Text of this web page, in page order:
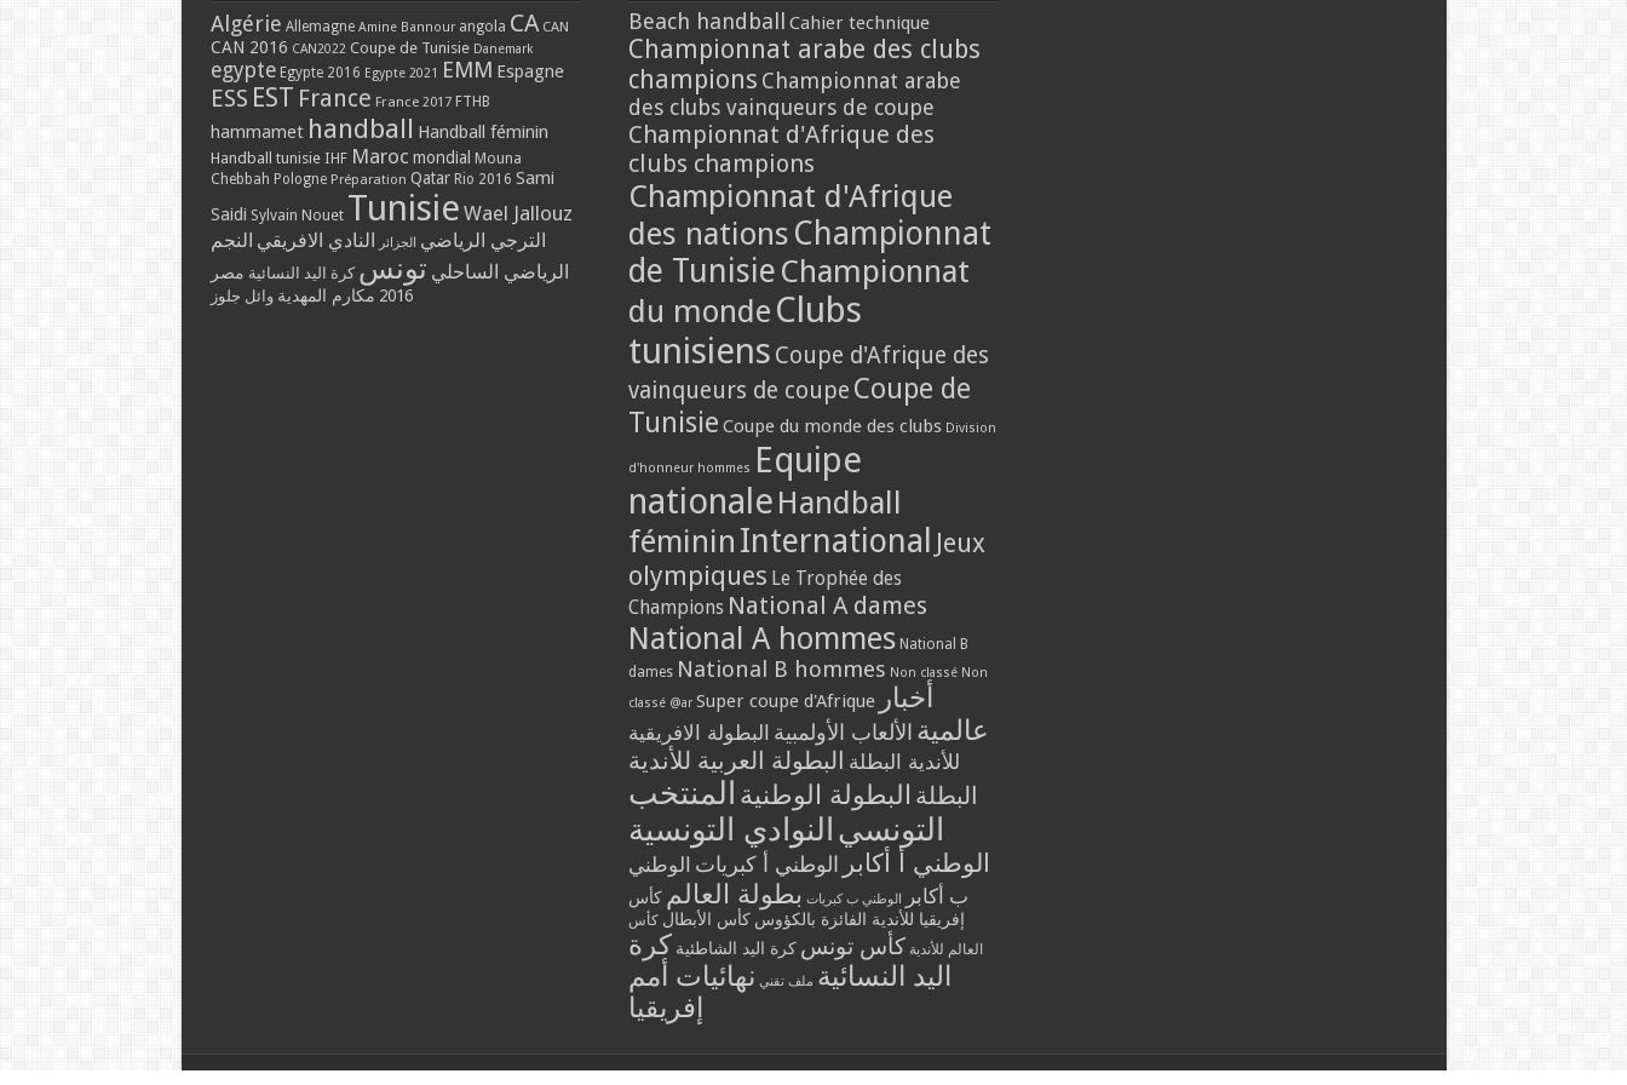
Algérie Allemagne Amine Bannour angola CA CAN
CAN 2016 CAN2022 Coupe de Tunisie Danemark
egypte Egypte 2016 Egypte 2021 EMM Espagne
ESS EST France France 2017 FTHB
hammamet handball Handball féminin
Handball tunisie IHF Maroc mondial Mouna
Chebbah Pologne Préparation Qatar Rio 2016 Sami
Saidi Sylvain Nouet Tunisie Wael Jallouz
الترجي الرياضي الجزائر النادي الافريقي النجم
الرياضي الساحلي تونس كرة اليد النسائية مصر
2016 مكارم المهدية وائل جلوز
Beach handball Cahier technique
Championnat arabe des clubs
champions Championnat arabe
des clubs vainqueurs de coupe
Championnat d'Afrique des
clubs champions
Championnat d'Afrique
des nations Championnat
de Tunisie Championnat
du monde Clubs
tunisiens Coupe d'Afrique des
vainqueurs de coupe Coupe de
Tunisie Coupe du monde des clubs Division
d'honneur hommes Equipe
nationale Handball
féminin International Jeux
olympiques Le Trophée des
Champions National A dames
National A hommes National B
dames National B hommes Non classé Non
classé @ar Super coupe d'Afrique أخبار
عالمية الألعاب الأولمبية البطولة الافريقية
للأندية البطلة البطولة العربية للأندية
البطلة البطولة الوطنية المنتخب
التونسي النوادي التونسية
الوطني أ أكابر الوطني أ كبريات الوطني
ب أكابر
الوطني ب كبريات بطولة العالم كأس
إفريقيا للأندية الفائزة بالكؤوس كأس الأبطال كأس
العالم للأندية كأس تونس كرة اليد الشاطئية كرة
اليد النسائية ملف تقني نهائيات أمم
إفريقيا